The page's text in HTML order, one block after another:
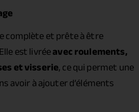
complète et prête à être
est livréeavec roulements,
et visserie, ce qui permet une
avoir à ajouter d’éléments